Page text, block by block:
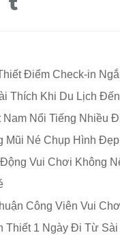
Điểm Check-in
Thích Khi Du Lịch
Nổi Tiếng Nhiều
Mũi Né Chụp Hình
Vui Chơi Không
Công Viên Vui
Thiết 1 Ngày Đi Từ Sài